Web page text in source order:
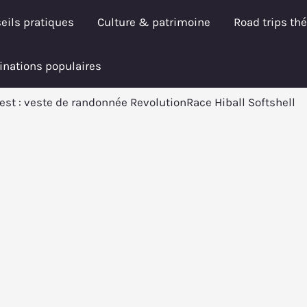
pratiques Culture & patrimoine Road trips
populaires
: veste de randonnée RevolutionRace Hiball Softshell